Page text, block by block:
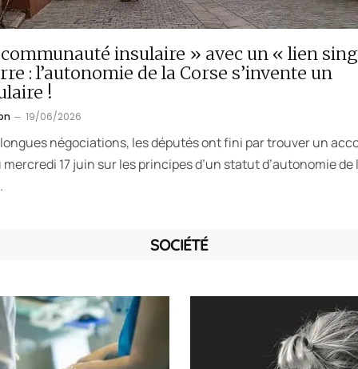
insulaire » avec un « lien
: l’autonomie de la Corse s’invente un
!
19/06/2026
négociations, les députés ont fini par trouver un
17 juin sur les principes d’un statut d’autonomie de
SOCIÉTÉ